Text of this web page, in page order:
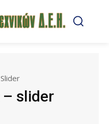
Slider
slider